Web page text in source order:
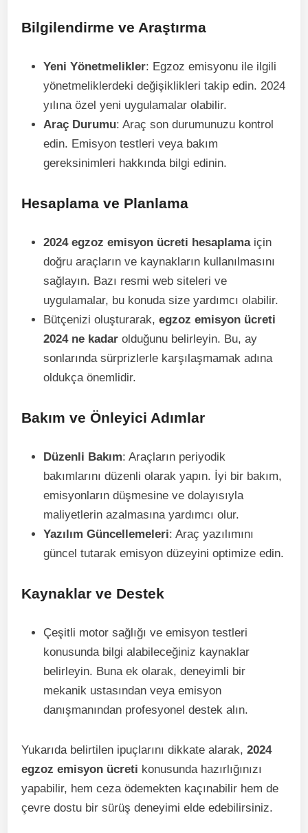
Bilgilendirme ve Araştırma
Yeni Yönetmelikler: Egzoz emisyonu ile ilgili
yönetmeliklerdeki değişiklikleri takip edin. 2024
yılına özel yeni uygulamalar olabilir.
Araç Durumu: Araç son durumunuzu kontrol
edin. Emisyon testleri veya bakım
gereksinimleri hakkında bilgi edinin.
Hesaplama ve Planlama
2024 egzoz emisyon ücreti hesaplamaiçin
doğru araçların ve kaynakların kullanılmasını
sağlayın. Bazı resmi web siteleri ve
uygulamalar, bu konuda size yardımcı olabilir.
Bütçenizi oluşturarak,egzoz emisyon ücreti
2024 ne kadar olduğunu belirleyin. Bu, ay
sonlarında sürprizlerle karşılaşmamak adına
oldukça önemlidir.
Bakım ve Önleyici Adımlar
Düzenli Bakım: Araçların periyodik
bakımlarını düzenli olarak yapın. İyi bir bakım,
emisyonların düşmesine ve dolayısıyla
maliyetlerin azalmasına yardımcı olur.
Yazılım Güncellemeleri: Araç yazılımını
güncel tutarak emisyon düzeyini optimize edin.
Kaynaklar ve Destek
Çeşitli motor sağlığı ve emisyon testleri
konusunda bilgi alabileceğiniz kaynaklar
belirleyin. Buna ek olarak, deneyimli bir
mekanik ustasından veya emisyon
danışmanından profesyonel destek alın.
Yukarıda belirtilen ipuçlarını dikkate alarak,2024
egzoz emisyon ücreti konusunda hazırlığınızı
yapabilir, hem ceza ödemekten kaçınabilir hem de
çevre dostu bir sürüş deneyimi elde edebilirsiniz.